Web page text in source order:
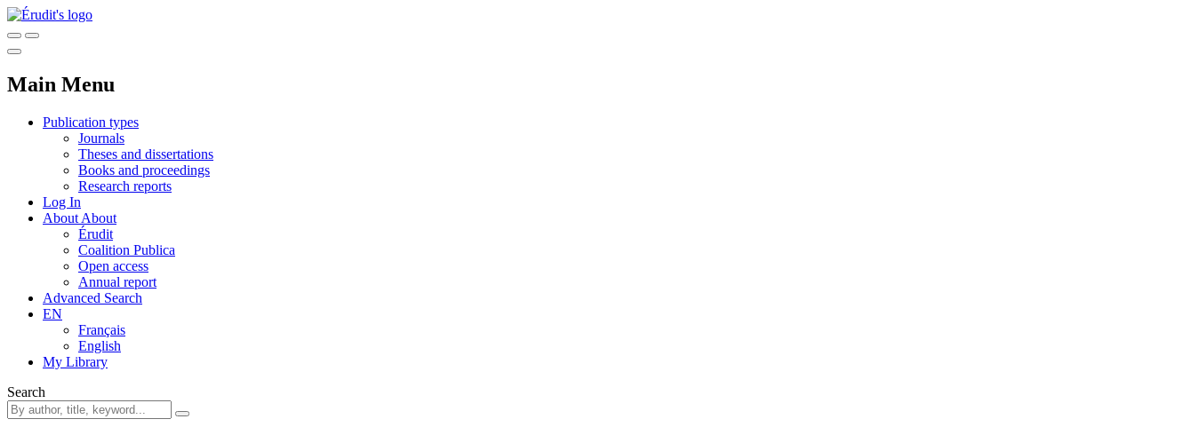
Main Menu
Publication types
Journals
Theses and dissertations
Books and proceedings
Research reports
Log In
About About
Érudit
Coalition Publica
Open access
Annual report
Advanced Search
EN
Français
English
My Library
Search